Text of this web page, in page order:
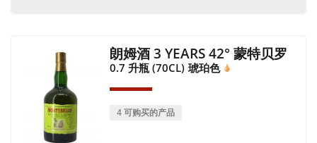
朗姆酒 3 YEARS 42° 蒙特贝罗
0.7 升瓶 (70CL) 琥珀色
4 可购买的产品